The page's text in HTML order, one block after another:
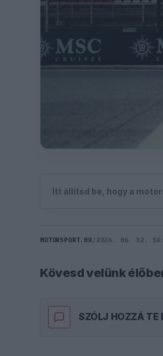
Itt állítsd be, hogy a
MOTORSPORT.HU / 2026. 06. 12.
Kövesd velünk
SZÓLJ HOZZÁ TE